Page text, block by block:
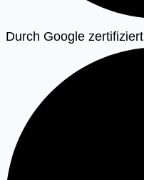
Durch Google zertifiziert